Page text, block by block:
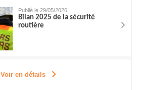
Publié le 29/05/2026
Bilan 2025 de la sécurité
routière
Voir en détails